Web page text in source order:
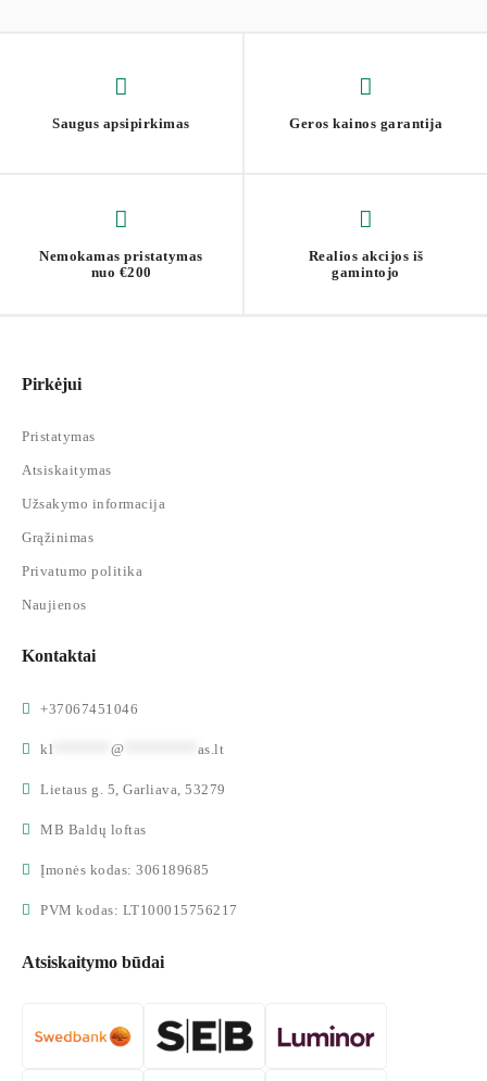
Saugus apsipirkimas Geros kainos garantija
Nemokamas pristatymas
nuo €200
Realios akcijos iš
gamintojo
Pirkėjui
Pristatymas
Atsiskaitymas
Užsakymo informacija
Grąžinimas
Privatumo politika
Naujienos
Kontaktai
+37067451046
kl @ as.lt
Lietaus g. 5, Garliava, 53279
MB Baldų loftas
Įmonės kodas: 306189685
PVM kodas: LT100015756217
Atsiskaitymo būdai